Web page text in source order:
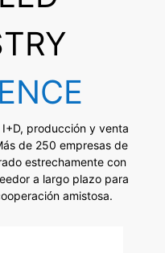
producción y venta
de 250 empresas de
estrechamente con
a largo plazo para
amistosa.